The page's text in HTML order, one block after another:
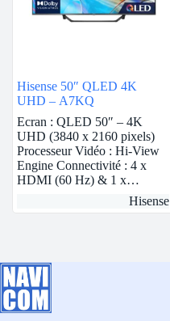
Hisense 50″ QLED 4K
UHD – A7KQ
Ecran : QLED 50″ – 4K
UHD (3840 x 2160 pixels)
Processeur Vidéo : Hi-View
Engine Connectivité : 4 x
HDMI (60 Hz) & 1 x…
Hisense